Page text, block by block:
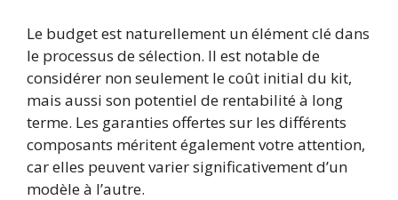
Le budget est naturellement un élément clé dans
le processus de sélection. Il est notable de
considérer non seulement le coût initial du kit,
mais aussi son potentiel de rentabilité à long
terme. Les garanties offertes sur les différents
composants méritent également votre attention,
car elles peuvent varier significativement d’un
modèle à l’autre.